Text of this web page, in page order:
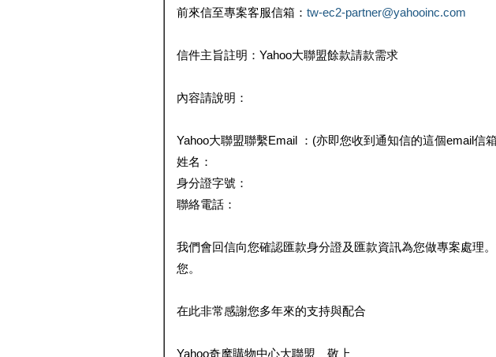
前來信至專案客服信箱： tw-ec2-partner@yahooinc.com
信件主旨註明：Yahoo大聯盟餘款請款需求
內容請說明：
Yahoo大聯盟聯繫Email ：(亦即您收到通知信的這個email信
姓名：
身分證字號：
聯絡電話：
我們會回信向您確認匯款身分證及匯款資訊為您做專案處理
您。
在此非常感謝您多年來的支持與配合
Yahoo奇摩購物中心大聯盟 敬上